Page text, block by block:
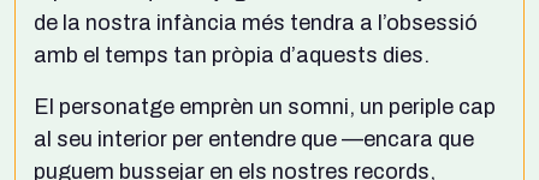
de la nostra infància més tendra a l’obsessió
amb el temps tan pròpia d’aquests dies.
El personatge emprèn un somni, un periple cap
al seu interior per entendre que —encara que
puguem bussejar en els nostres records,